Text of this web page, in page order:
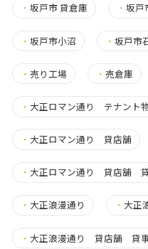
・ 坂戸市 貸倉庫 ・坂
・ 坂戸市小沼 ・坂戸市
・ 売り工場 ・ 売倉庫
・ 大正ロマン通り テナント
・ 大正ロマン通り 貸店舗
・ 大正ロマン通り 貸店舗
・ 大正浪漫通り ・ 大正
・ 大正浪漫通り 貸店舗 貸